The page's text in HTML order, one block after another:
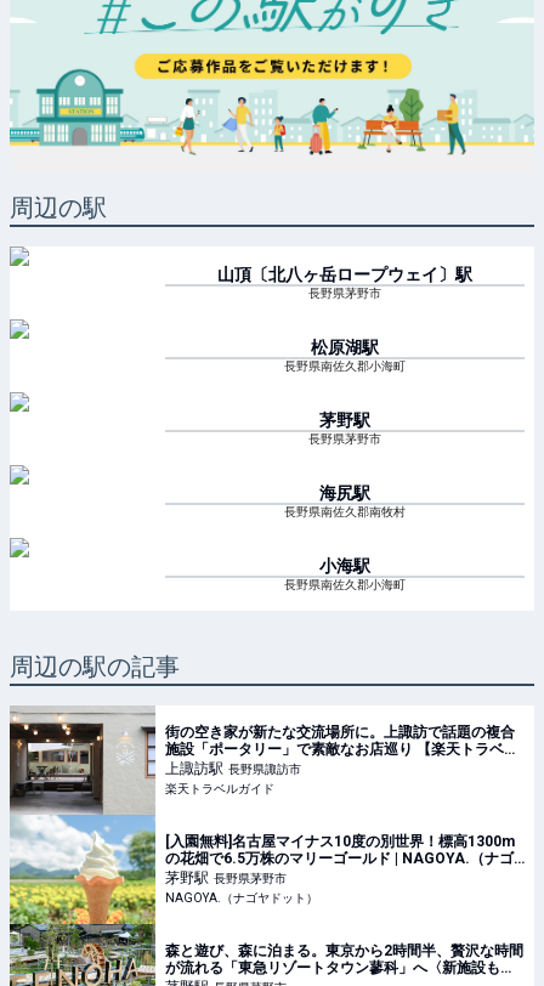
周辺の駅
山頂〔北八ヶ岳ロープウェイ〕 駅
長野県茅野市
松原湖駅
長野県南佐久郡小海町
茅野駅
長野県茅野市
海尻駅
長野県南佐久郡南牧村
小海駅
長野県南佐久郡小海町
周辺の駅の記事
街の空き家が新たな交流場所に。上諏訪で話題の複合
施設「ポータリー」で素敵なお店巡り 【楽天トラベ
ル】
上諏訪駅 長野県諏訪市
楽天トラベルガイド
[入園無料]名古屋マイナス10度の別世界！標高1300m
の花畑で6.5万株のマリーゴールド | NAGOYA.（ナゴ
ヤドット）
茅野駅 長野県茅野市
NAGOYA.（ナゴヤドット）
森と遊び、森に泊まる。東京から2時間半、贅沢な時間
が流れる「東急リゾートタウン蓼科」へ〈新施設もオ